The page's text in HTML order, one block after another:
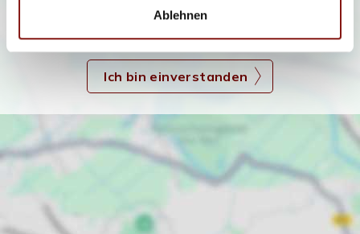
Ablehnen
Datenschutzbedingungen von Google
Ich bin einverstanden